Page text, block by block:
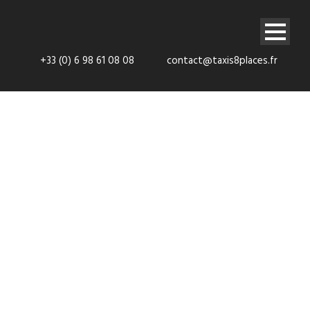
+33 (0) 6 98 61 08 08 contact@taxis8places.fr